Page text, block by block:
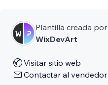
Plantilla creada por
WixDevArt
Visitar sitio web
Contactar al vendedor